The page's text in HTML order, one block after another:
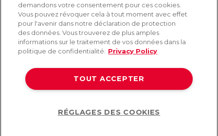
AIDE
Contact
Livraison et expédition
Foire aux questions
Protection des données
demandons votre consentement pour ces cookies.
Vous pouvez révoquer cela à tout moment avec effet
pour l'avenir dans notre déclaration de protection
des données. Vous trouverez de plus amples
informations sur le traitement de vos données dans la
politique de confidentialité.
Privacy Policy
TOUT ACCEPTER
RÉGLAGES DES COOKIES